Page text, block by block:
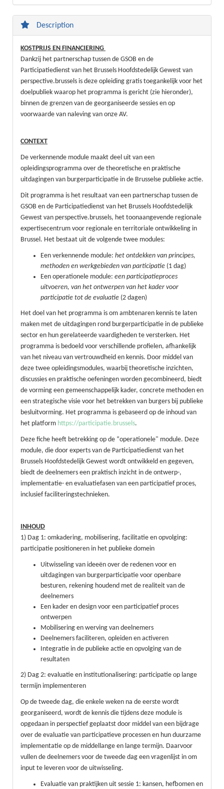
Description
KOSTPRIJS EN FINANCIERING
Dankzij het partnerschap tussen de GSOB en de
Participatiedienst van het Brussels Hoofdstedelijk Gewest van
perspective.brussels is deze opleiding gratis toegankelijk voor het
doelpubliek waarop het programma is gericht (zie hieronder),
binnen de grenzen van de georganiseerde sessies en op
voorwaarde van naleving van onze AV.
CONTEXT
De verkennende module maakt deel uit van een
opleidingsprogramma over de theoretische en praktische
uitdagingen van burgerparticipatie in de Brusselse publieke actie.
Dit programma is het resultaat van een partnerschap tussen de
GSOB en de Participatiedienst van het Brussels Hoofdstedelijk
Gewest van perspective.brussels, het toonaangevende regionale
expertisecentrum voor regionale en territoriale ontwikkeling in
Brussel. Het bestaat uit de volgende twee modules:
Een verkennende module: het ontdekken van principes,
methoden en werkgebieden van participatie (1 dag)
Een operationele module: een participatieproces
uitvoeren, van het ontwerpen van het kader voor
participatie tot de evaluatie (2 dagen)
Het doel van het programma is om ambtenaren kennis te laten
maken met de uitdagingen rond burgerparticipatie in de publieke
sector en hun gerelateerde vaardigheden te versterken. Het
programma is bedoeld voor verschillende profielen, afhankelijk
van het niveau van vertrouwdheid en kennis. Door middel van
deze twee opleidingsmodules, waarbij theoretische inzichten,
discussies en praktische oefeningen worden gecombineerd, biedt
de vorming een gemeenschappelijk kader, concrete methoden en
een strategische visie voor het betrekken van burgers bij publieke
besluitvorming. Het programma is gebaseerd op de inhoud van
het platform https://participatie.brussels.
Deze fiche heeft betrekking op de “operationele" module. Deze
module, die door experts van de Participatiedienst van het
Brussels Hoofdstedelijk Gewest wordt ontwikkeld en gegeven,
biedt de deelnemers een praktisch inzicht in de ontwerp-,
implementatie- en evaluatiefasen van een participatief proces,
inclusief faciliteringstechnieken.
INHOUD
1) Dag 1: omkadering, mobilisering, facilitatie en opvolging:
participatie positioneren in het publieke domein
Uitwisseling van ideeën over de redenen voor en
uitdagingen van burgerparticipatie voor openbare
besturen, rekening houdend met de realiteit van de
deelnemers
Een kader en design voor een participatief proces
ontwerpen
Mobilisering en werving van deelnemers
Deelnemers faciliteren, opleiden en activeren
Integratie in de publieke actie en opvolging van de
resultaten
2) Dag 2: evaluatie en institutionalisering: participatie op lange
termijn implementeren
Op de tweede dag, die enkele weken na de eerste wordt
georganiseerd, wordt de kennis die tijdens deze module is
opgedaan in perspectief geplaatst door middel van een bijdrage
over de evaluatie van participatieve processen en hun duurzame
implementatie op de middellange en lange termijn. Daarvoor
vullen de deelnemers voor de tweede dag een vragenlijst in om
input te leveren voor de uitwisseling.
Evaluatie van praktijken uit sessie 1: kansen, hefbomen en